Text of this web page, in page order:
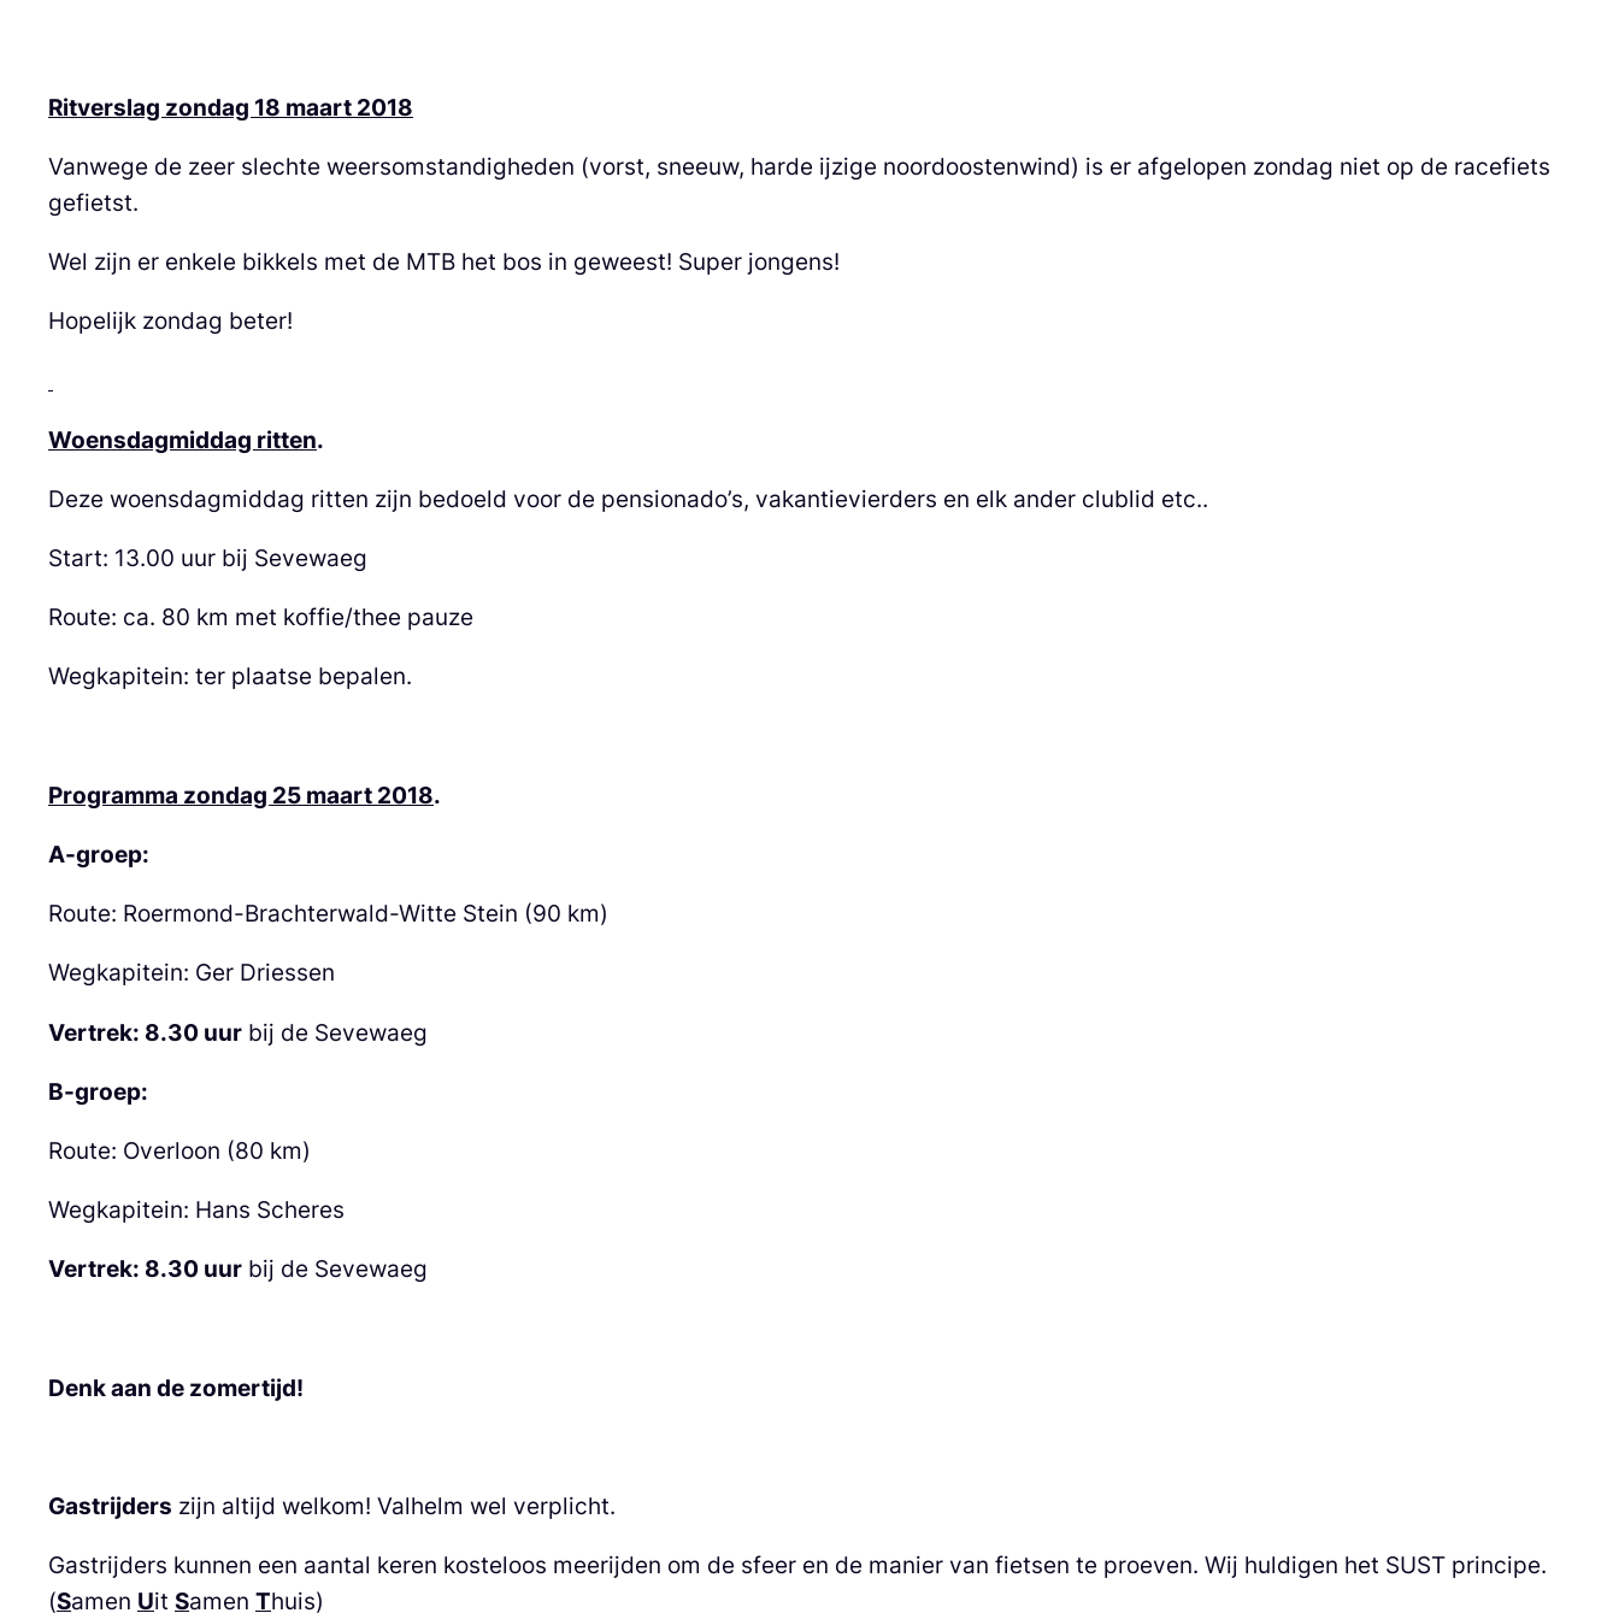
Ritverslag zondag 18 maart 2018
Vanwege de zeer slechte weersomstandigheden (vorst, sneeuw, harde ijzige noordoostenwind) is er afgelopen zondag niet op de racefiets
gefietst.
Wel zijn er enkele bikkels met de MTB het bos in geweest! Super jongens!
Hopelijk zondag beter!
Woensdagmiddag ritten.
Deze woensdagmiddag ritten zijn bedoeld voor de pensionado’s, vakantievierders en elk ander clublid etc..
Start: 13.00 uur bij Sevewaeg
Route: ca. 80 km met koffie/thee pauze
Wegkapitein: ter plaatse bepalen.
Programma zondag 25 maart 2018.
A-groep:
Route: Roermond-Brachterwald-Witte Stein (90 km)
Wegkapitein: Ger Driessen
Vertrek: 8.30 uur bij de Sevewaeg
B-groep:
Route: Overloon (80 km)
Wegkapitein: Hans Scheres
Vertrek: 8.30 uur bij de Sevewaeg
Denk aan de zomertijd!
Gastrijders zijn altijd welkom! Valhelm wel verplicht.
Gastrijders kunnen een aantal keren kosteloos meerijden om de sfeer en de manier van fietsen te proeven. Wij huldigen het SUST principe.
(Samen Uit Samen Thuis)